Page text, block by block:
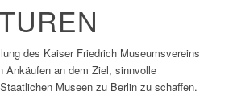
des Kaiser Friedrich Museumsvereins
Ankäufen an dem Ziel, sinnvolle
Museen zu Berlin zu schaffen.